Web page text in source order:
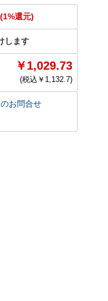
還元)
します
￥1,029.73
(税込￥ 1,132.7)
お問合せ